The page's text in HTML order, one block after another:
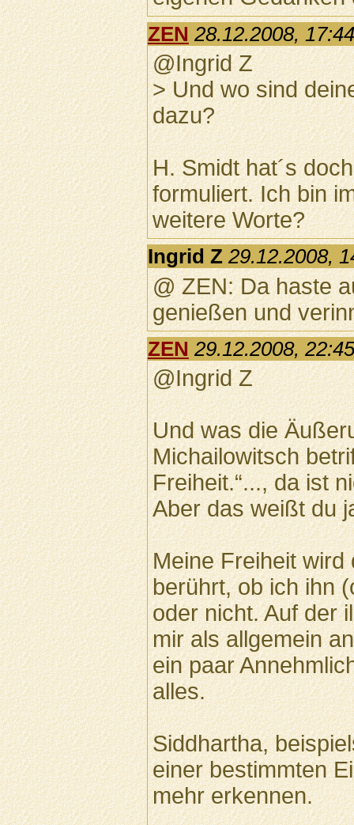
ZEN 28.12.2008,
@Ingrid Z
> Und wo sind
dazu?
H. Smidt hat´s
formuliert. Ich bin
weitere Worte?
Ingrid Z 29.12.2008,
@ ZEN: Da haste
genießen und
ZEN 29.12.2008,
@Ingrid Z
Und was die
Michailowitsch
Freiheit.“..., da ist
Aber das weißt du
Meine Freiheit
berührt, ob ich ihn
oder nicht. Auf der
mir als allgemein
ein paar
alles.
Siddhartha,
einer bestimmten
mehr erkennen.